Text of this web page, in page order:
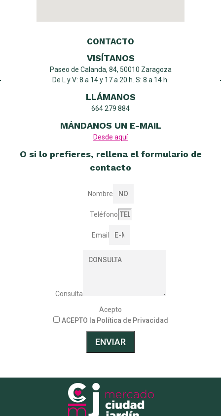
CONTACTO
VISÍTANOS
Paseo de Calanda, 84, 50010 Zaragoza
De L y V: 8 a 14 y 17 a 20 h. S: 8 a 14 h.
LLÁMANOS
664 279 884
MÁNDANOS UN E-MAIL
Desde aquí
O si lo prefieres, rellena el formulario de
contacto
Nombre
Teléfono
Email
Consulta
Acepto
ACEPTO la Política de Privacidad
ENVIAR